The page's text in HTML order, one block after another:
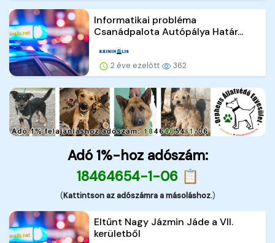
Informatikai probléma
Csanádpalota Autópálya Határ...
2 éve ezelőtt 362
Adó 1%-hoz adószám:
18464654-1-06 📋
(Kattintson az adószámra a másoláshoz.)
Eltűnt Nagy Jázmin Jáde a VII.
kerületből